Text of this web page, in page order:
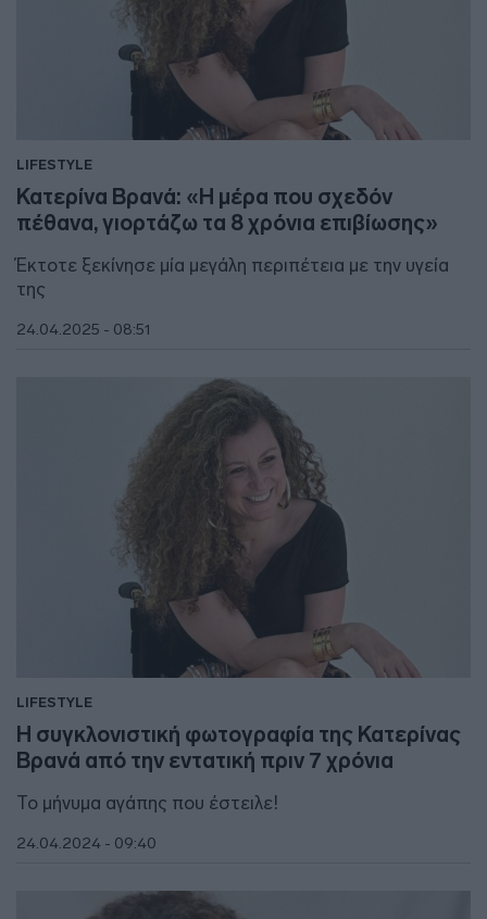
LIFESTYLE
Κατερίνα Βρανά: «Η μέρα που σχεδόν
πέθανα, γιορτάζω τα 8 χρόνια επιβίωσης»
Έκτοτε ξεκίνησε μία μεγάλη περιπέτεια με την υγεία
της
24.04.2025 - 08:51
LIFESTYLE
Η συγκλονιστική φωτογραφία της Κατερίνας
Βρανά από την εντατική πριν 7 χρόνια
Το μήνυμα αγάπης που έστειλε!
24.04.2024 - 09:40